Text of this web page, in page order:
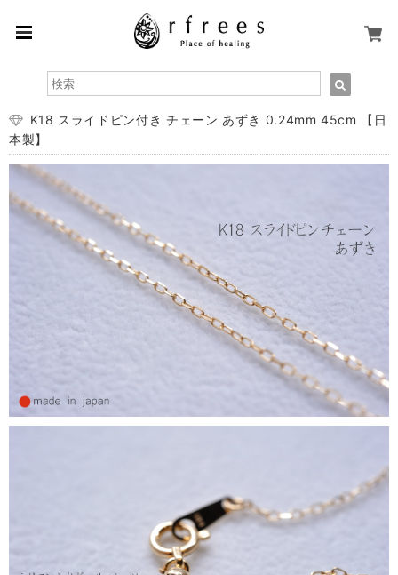
K18 スライドピン付き チェーン あずき 0.24mm 45cm 【日
本製】